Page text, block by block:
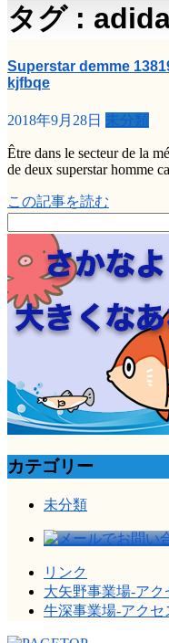
タグ :
Superstar demme
kjfbqe
2018年9月28日 未分類
Être dans le secteur de la
de deux superstar homme
この記事を読む
索:
カテゴリー
未分類
リンク
大矢野事業場-アク
牛深事業場-アクセ